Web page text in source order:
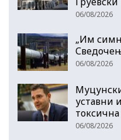
06/08/2026
„Им
06/08/2026
уставни
токсична
06/08/2026